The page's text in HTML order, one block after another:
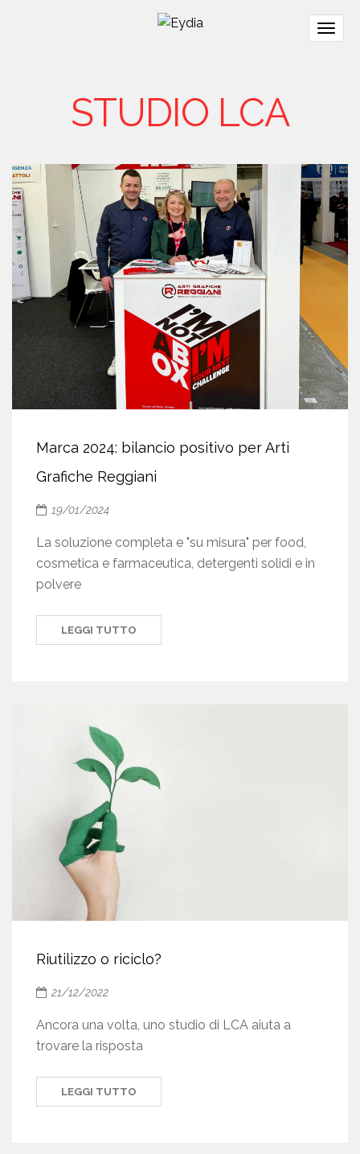
STUDIO LCA
Marca 2024: bilancio positivo per Arti
Grafiche Reggiani
19/01/2024
La soluzione completa e "su misura" per food,
cosmetica e farmaceutica, detergenti solidi e in
polvere
LEGGI TUTTO
Riutilizzo o riciclo?
21/12/2022
Ancora una volta, uno studio di LCA aiuta a
trovare la risposta
LEGGI TUTTO